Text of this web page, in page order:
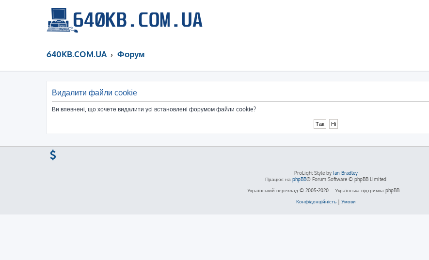
640KB.COM.UA Форум
Видалити файли cookie
Ви впевнені, що хочете видалити усі встановлені форумом файли cookie?
ProLight Style by Ian Bradley
Працює на phpBB® Forum Software © phpBB Limited
Український переклад © 2005-2020
Українська підтримка phpBB
Конфіденційність| Умови